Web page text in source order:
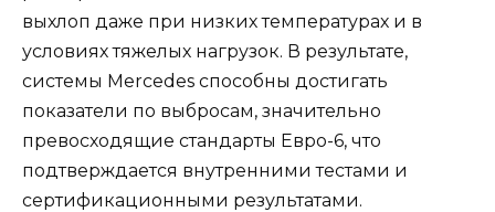
выхлоп даже при низких температурах и в
условиях тяжелых нагрузок. В результате,
системы Mercedes способны достигать
показатели по выбросам, значительно
превосходящие стандарты Евро-6, что
подтверждается внутренними тестами и
сертификационными результатами.